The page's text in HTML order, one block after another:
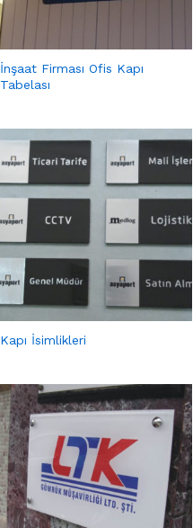
İnşaat Firması Ofis Kapı
Tabelası
Kapı İsimlikleri